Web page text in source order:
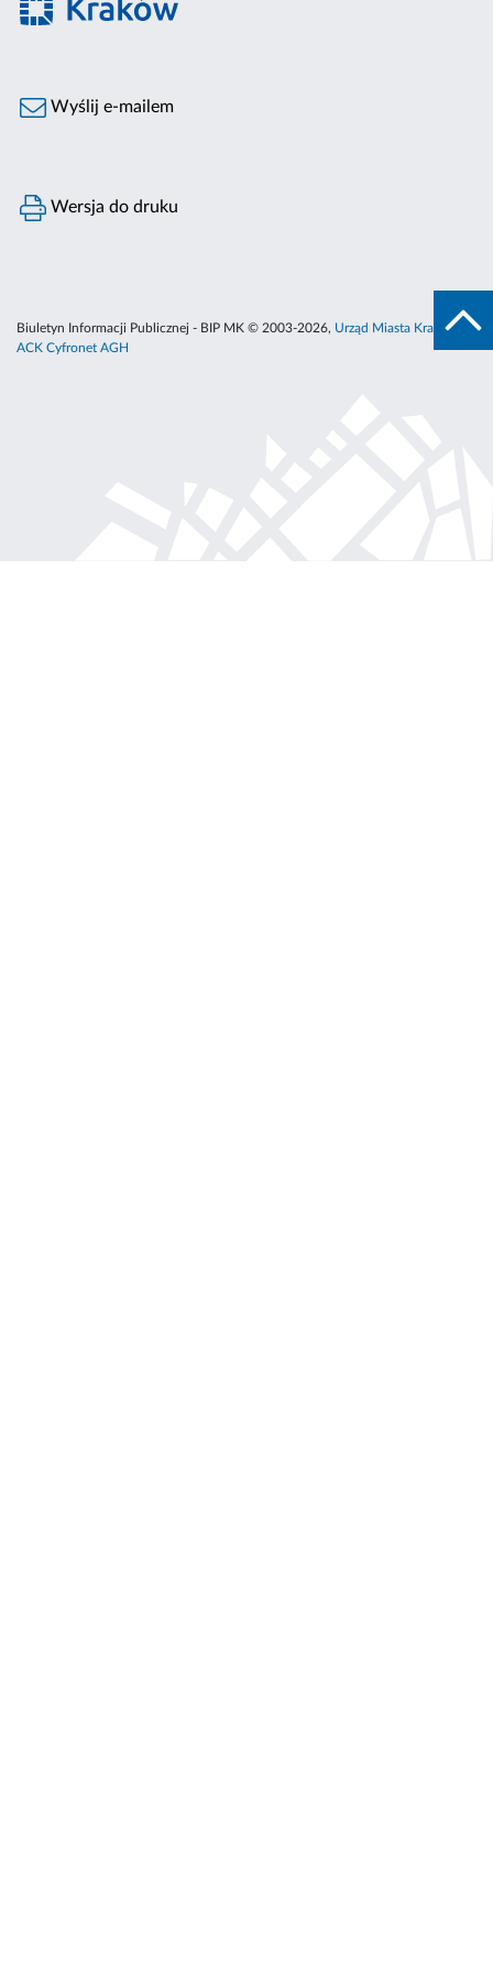
Wyślij e-mailem
Wersja do druku
Biuletyn Informacji Publicznej - BIP MK © 2003-2026, Urząd Miasta Krakowa
ACK Cyfronet AGH